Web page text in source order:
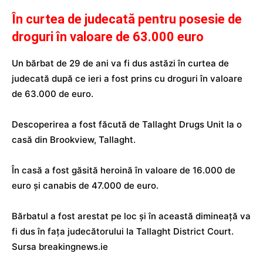
În curtea de judecată pentru posesie de
droguri în valoare de 63.000 euro
Un bărbat de 29 de ani va fi dus astăzi în curtea de
judecată după ce ieri a fost prins cu droguri în valoare
de 63.000 de euro.
Descoperirea a fost făcută de Tallaght Drugs Unit la o
casă din Brookview, Tallaght.
În casă a fost găsită heroină în valoare de 16.000 de
euro și canabis de 47.000 de euro.
Bărbatul a fost arestat pe loc și în această dimineață va
fi dus în fața judecătorului la Tallaght District Court.
Sursa breakingnews.ie